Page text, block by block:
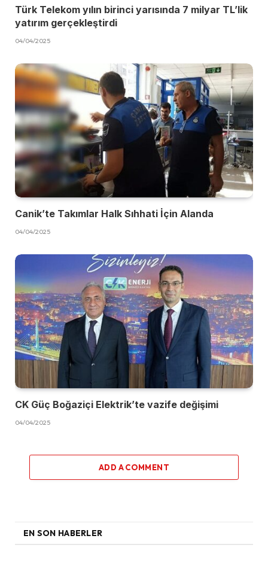
Türk Telekom yılın birinci yarısında 7 milyar TL’lik
yatırım gerçekleştirdi
04/04/2025
Canik’te Takımlar Halk Sıhhati İçin Alanda
04/04/2025
CK Güç Boğaziçi Elektrik’te vazife değişimi
04/04/2025
ADD A COMMENT
EN SON HABERLER